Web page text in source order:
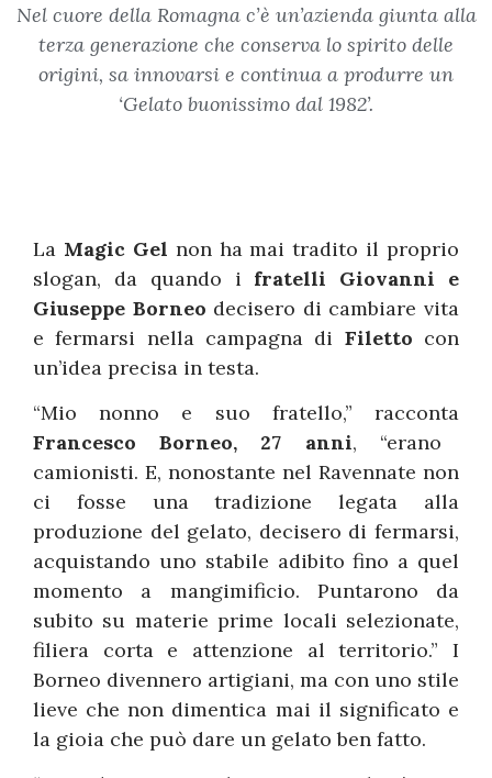
Nel cuore della Romagna c’è un’azienda giunta alla
terza generazione che conserva lo spirito delle
origini, sa innovarsi e continua a produrre un
‘Gelato buonissimo dal 1982’.
La Magic Gel non ha mai tradito il proprio
slogan, da quando i fratelli Giovanni e
Giuseppe Borneo decisero di cambiare vita
e fermarsi nella campagna di Filetto con
un’idea precisa in testa.
“Mio nonno e suo fratello,” racconta
Francesco Borneo, 27 anni, “erano
camionisti. E, nonostante nel Ravennate non
ci fosse una tradizione legata alla
produzione del gelato, decisero di fermarsi,
acquistando uno stabile adibito fino a quel
momento a mangimificio. Puntarono da
subito su materie prime locali selezionate,
filiera corta e attenzione al territorio.” I
Borneo divennero artigiani, ma con uno stile
lieve che non dimentica mai il significato e
la gioia che può dare un gelato ben fatto.